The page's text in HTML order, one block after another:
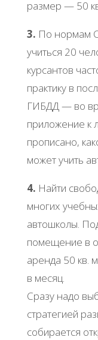
размер — 50
3. По нормам
учиться 20
курсантов
практику в
ГИБДД — во
приложение к
прописано,
может учить
4. Найти
многих
автошколы.
помещение в
аренда 50 кв.
в месяц.
Сразу надо
стратегией
собирается